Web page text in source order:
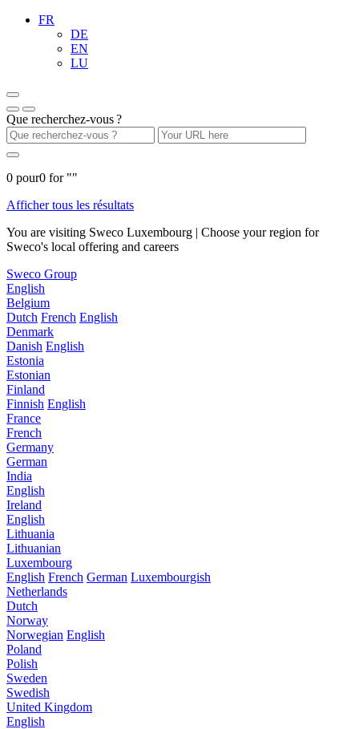
FR
DE
EN
LU
Que recherchez-vous ?
0 pour0 for ""
Afficher tous les résultats
You are visiting Sweco Luxembourg | Choose your region for
Sweco's local offering and careers
Sweco Group
English
Belgium
Dutch French English
Denmark
Danish English
Estonia
Estonian
Finland
Finnish English
France
French
Germany
German
India
English
Ireland
English
Lithuania
Lithuanian
Luxembourg
English French German Luxembourgish
Netherlands
Dutch
Norway
Norwegian English
Poland
Polish
Sweden
Swedish
United Kingdom
English